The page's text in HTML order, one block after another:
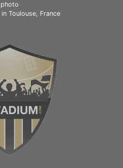
photo
Toulouse, France